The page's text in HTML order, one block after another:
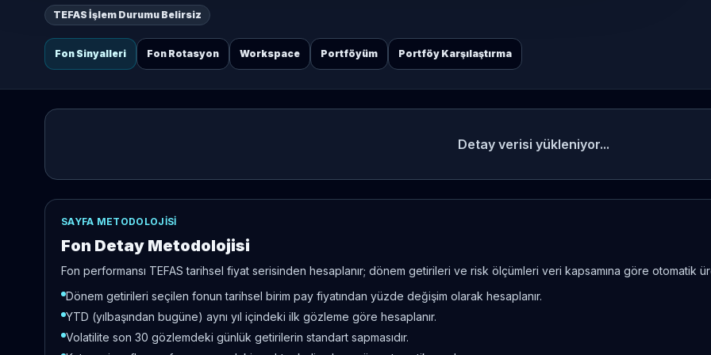
TEFAS İşlem Durumu Belirsiz
Fon Sinyalleri Fon Rotasyon Workspace Portföyüm Portföy Karşılaştırma
Detay verisi yükleniyor...
SAYFA METODOLOJISI
Fon Detay Metodolojisi
Fon performansı TEFAS tarihsel fiyat serisinden hesaplanır; dönem getirileri ve risk ölçümleri veri kapsamına göre otomatik
Dönem getirileri seçilen fonun tarihsel birim pay fiyatından yüzde değişim olarak hesaplanır.
YTD (yılbaşından bugüne) aynı yıl içindeki ilk gözleme göre hesaplanır.
Volatilite son 30 gözlemdeki günlük getirilerin standart sapmasıdır.